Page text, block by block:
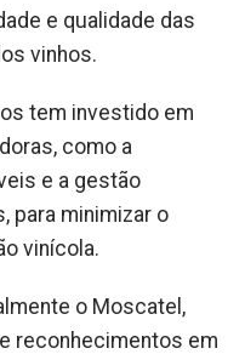
e qualidade das
vinhos.
tem investido em
como a
e a gestão
para minimizar o
vinícola.
o Moscatel,
reconhecimentos em